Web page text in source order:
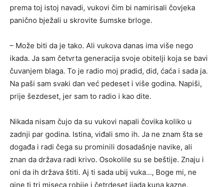
prema toj istoj navadi, vukovi čim bi namirisali čovjeka
panično bježali u skrovite šumske brloge.
– Može biti da je tako. Ali vukova danas ima više nego
ikada. Ja sam četvrta generacija svoje obitelji koja se bavi
čuvanjem blaga. To je radio moj pradid, did, ćaća i sada ja.
Na paši sam svaki dan već pedeset i više godina. Napiši,
prije šezdeset, jer sam to radio i kao dite.
Nikada nisam čujo da su vukovi napali čovika koliko u
zadnji par godina. Istina, viđali smo ih. Ja ne znam šta se
događa i radi čega su prominili dosadašnje navike, ali
znan da država radi krivo. Osokolile su se beštije. Znaju i
oni da ih država štiti. Aj ti sada ubij vuka…, Boge mi, ne
gine ti tri miseca robije i četrdeset ijada kuna kazne.